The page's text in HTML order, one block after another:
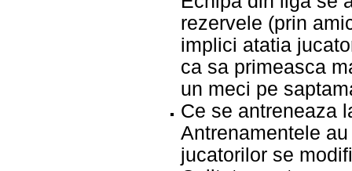
rezervele (prin
implici atatia
ca sa primeasca
un meci pe
Ce se antreneaza
Antrenamentele
jucatorilor se